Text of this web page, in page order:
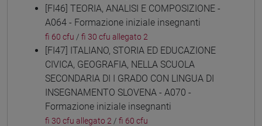
[FI46] TEORIA, ANALISI E COMPOSIZIONE -
A064 - Formazione iniziale insegnanti
fi 60 cfu / fi 30 cfu allegato 2
[FI47] ITALIANO, STORIA ED EDUCAZIONE
CIVICA, GEOGRAFIA, NELLA SCUOLA
SECONDARIA DI I GRADO CON LINGUA DI
INSEGNAMENTO SLOVENA - A070 -
Formazione iniziale insegnanti
fi 30 cfu allegato 2 / fi 60 cfu